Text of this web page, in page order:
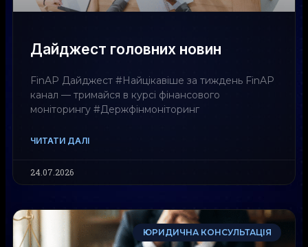
Дайджест головних новин
FinAP Дайджест #Найцікавіше за тиждень FinAP
канал — тримайся в курсі фінансового
моніторингу #Держфінмоніторинг
ЧИТАТИ ДАЛІ
24.07.2026
ЮРИДИЧНА КОНСУЛЬТАЦІЯ